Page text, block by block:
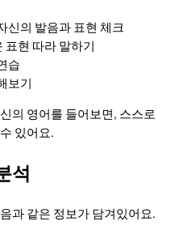
신의 발음과 표현 체크
표현 따라 말하기
습
보기
의 영어를 들어보면, 스스로
있어요.
석
과 같은 정보가 담겨있어요.